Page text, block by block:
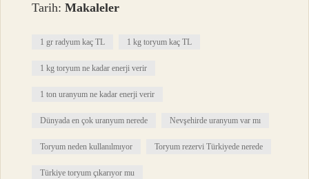
Tarih:Makaleler
1 gr radyum kaç TL 1 kg toryum kaç TL
1 kg toryum ne kadar enerji verir
1 ton uranyum ne kadar enerji verir
Dünyada en çok uranyum nerede Nevşehirde uranyum var mı
Toryum neden kullanılmıyor Toryum rezervi Türkiyede nerede
Türkiye toryum çıkarıyor mu